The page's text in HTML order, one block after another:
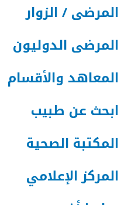
المرضى / الزوار
المرضى الدوليون
المعاهد والأقسام
ابحث عن طبيب
المكتبة الصحية
المركز الإعلامي